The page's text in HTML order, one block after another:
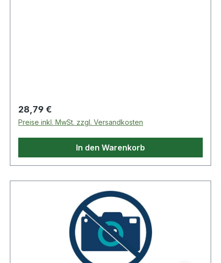
Regulärer Preis:
28,79 €
Preise inkl. MwSt. zzgl. Versandkosten
In den Warenkorb